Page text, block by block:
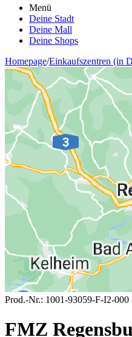
Menü
Deine Stadt
Deine Mall
Deine Shops
Homepage/Einkaufszentren (in
Prod.-Nr.: 1001-93059-F-I2-000
FMZ